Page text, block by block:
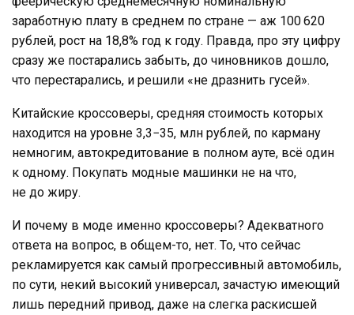
заработную плату в среднем по стране — аж 100 620
рублей, рост на 18,8% год к году. Правда, про эту цифру
сразу же постарались забыть, до чиновников дошло,
что перестарались, и решили «не дразнить гусей».
Китайские кроссоверы, средняя стоимость которых
находится на уровне 3,3−35, млн рублей, по карману
немногим, автокредитование в полном ауте, всё один
к одному. Покупать модные машинки не на что,
не до жиру.
И почему в моде именно кроссоверы? Адекватного
ответа на вопрос, в общем-то, нет. То, что сейчас
рекламируется как самый прогрессивный автомобиль,
по сути, некий высокий универсал, зачастую имеющий
лишь передний привод, даже на слегка раскисшей